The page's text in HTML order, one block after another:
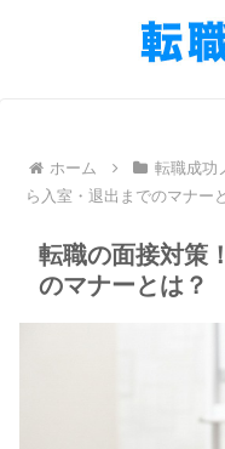
ホーム 転職成功
ら入室・退出までのマナー
転職の面接対策
のマナーとは？